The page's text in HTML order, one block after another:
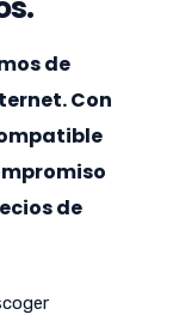
de
Con
de